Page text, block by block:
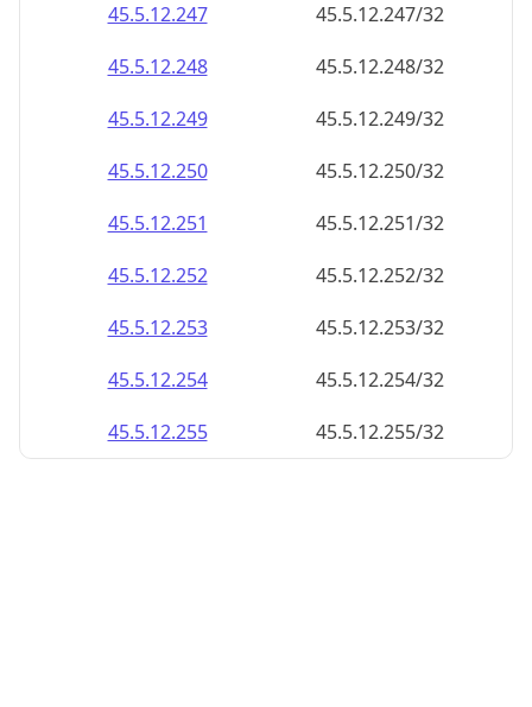
45.5.12.247
45.5.12.247/32
45.5.12.248
45.5.12.248/32
45.5.12.249
45.5.12.249/32
45.5.12.250
45.5.12.250/32
45.5.12.251
45.5.12.251/32
45.5.12.252
45.5.12.252/32
45.5.12.253
45.5.12.253/32
45.5.12.254
45.5.12.254/32
45.5.12.255
45.5.12.255/32